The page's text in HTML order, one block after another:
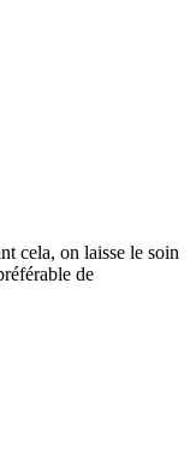
cela, on laisse le soin
de